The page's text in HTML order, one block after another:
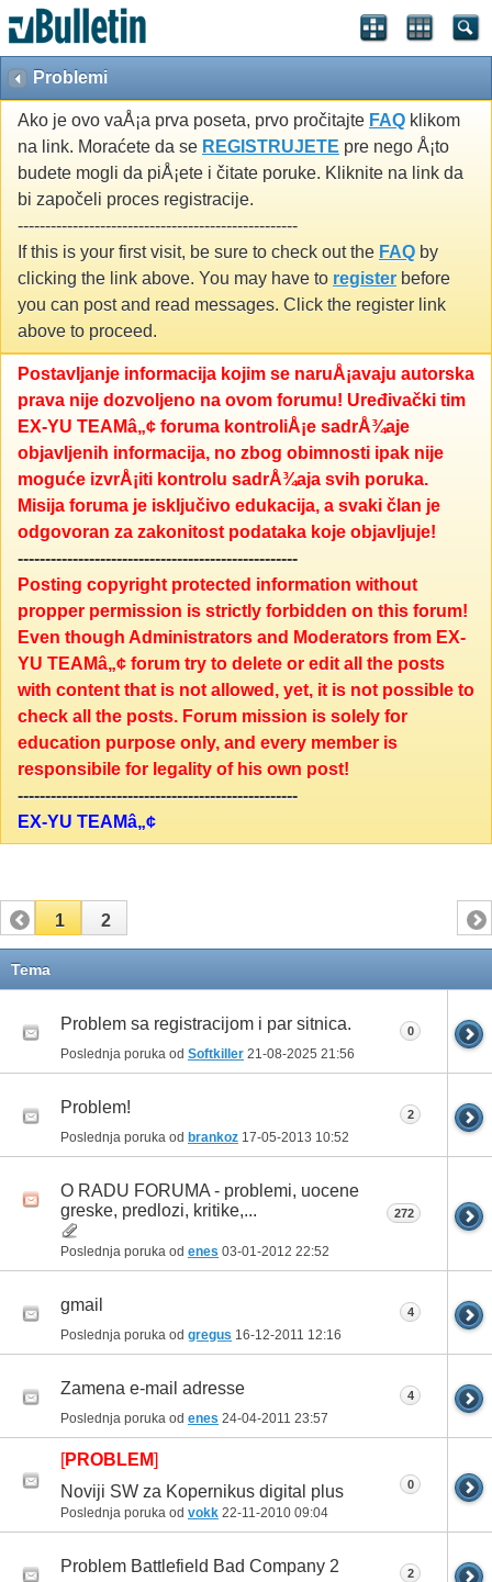
Problemi
Ako je ovo vaÅ¡a prva poseta, prvo pročitajte FAQ klikom
na link. Moraćete da se REGISTRUJETE pre nego Å¡to
budete mogli da piÅ¡ete i čitate poruke. Kliknite na link da
bi započeli proces registracije.
---------------------------------------------------
If this is your first visit, be sure to check out the FAQ by
clicking the link above. You may have to register before
you can post and read messages. Click the register link
above to proceed.
Postavljanje informacija kojim se naruÅ¡avaju autorska
prava nije dozvoljeno na ovom forumu! Uređivački tim
EX-YU TEAMâ„¢ foruma kontroliÅ¡e sadrÅ¾aje
objavljenih informacija, no zbog obimnosti ipak nije
moguće izvrÅ¡iti kontrolu sadrÅ¾aja svih poruka.
Misija foruma je isključivo edukacija, a svaki član je
odgovoran za zakonitost podataka koje objavljuje!
---------------------------------------------------
Posting copyright protected information without
propper permission is strictly forbidden on this forum!
Even though Administrators and Moderators from EX-
YU TEAMâ„¢ forum try to delete or edit all the posts
with content that is not allowed, yet, it is not possible to
check all the posts. Forum mission is solely for
education purpose only, and every member is
responsibile for legality of his own post!
---------------------------------------------------
EX-YU TEAMâ„¢
1 2
Tema
Problem sa registracijom i par sitnica.
Poslednja poruka od Softkiller 21-08-2025 21:56
0
Problem!
Poslednja poruka od brankoz 17-05-2013 10:52
2
O RADU FORUMA - problemi, uocene
greske, predlozi, kritike,...
Poslednja poruka od enes 03-01-2012 22:52
272
gmail
Poslednja poruka od gregus 16-12-2011 12:16
4
Zamena e-mail adresse
Poslednja poruka od enes 24-04-2011 23:57
4
[PROBLEM]
Noviji SW za Kopernikus digital plus
Poslednja poruka od vokk 22-11-2010 09:04
0
Problem Battlefield Bad Company 2 2